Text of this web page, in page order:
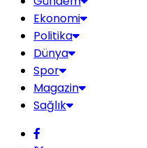
Ekonomi
Politika
Dünya
Spor
Magazin
Sağlık